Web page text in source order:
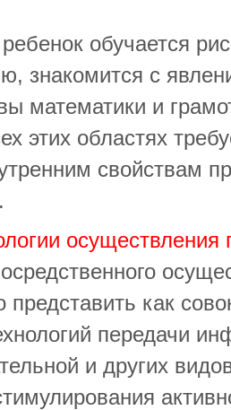
обучается
знакомится с
математики и
этих областях
свойствам
осуществления
как
передачи
и других